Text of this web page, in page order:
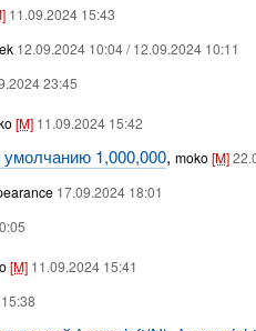
11.09.2024 15:43
12.09.2024 10:04 / 12.09.2024 10:11
23:45
[M] 11.09.2024 15:42
1,000,000,moko[M]
17.09.2024 18:01
[M] 11.09.2024 15:41